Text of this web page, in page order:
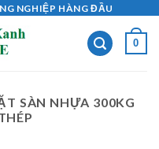
NGHIỆP HÀNG ĐẦU
0
SÀN NHỰA 300KG